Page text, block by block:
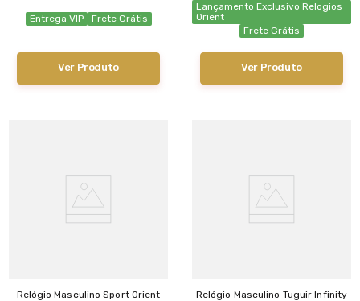
Entrega VIP Frete Grátis
Ver Produto
Lançamento Exclusivo Relogios
Orient
Frete Grátis
Ver Produto
Relógio Masculino Sport Orient
Relógio Masculino Tuguir Infinity